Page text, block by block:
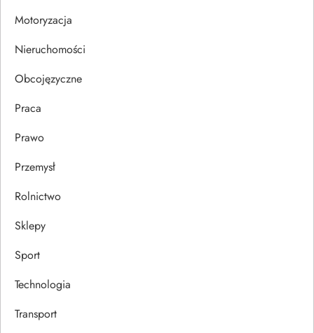
u
Motoryzacja
Nieruchomości
Obcojęzyczne
Praca
Prawo
Przemysł
Rolnictwo
Sklepy
Sport
Technologia
Transport